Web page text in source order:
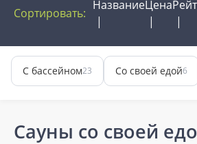
Сортировать:
НазваниеЦена
С бассейном23 Со своей едой6
Сауны со своей